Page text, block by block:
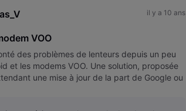
il y a 10 ans
VOO
des problèmes de lenteurs depuis un peu
et les modems VOO. Une solution, proposée
une mise à jour de la part de Google ou